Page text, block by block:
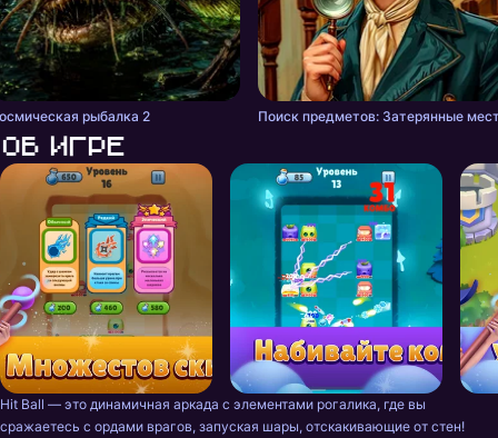
рыбалка 2 Поиск предметов: Затерянные
Об игре
Hit Ball — это динамичная аркада с элементами рогалика, где вы
сражаетесь с ордами врагов, запуская шары, отскакивающие от стен!